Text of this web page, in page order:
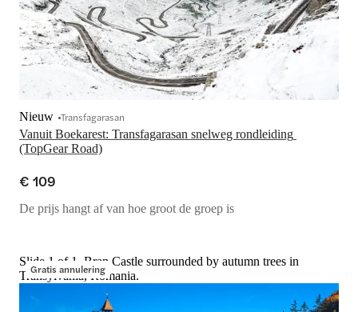
Vanuit Boekarest: Transfagarasan snelweg rondleiding
(TopGear Road)
Nieuw Transfagarasan
€ 109
De prijs hangt af van hoe groot de groep is
Gratis annulering
Slide 1 of 1, Bran Castle surrounded by autumn trees in
Transylvania, Romania.